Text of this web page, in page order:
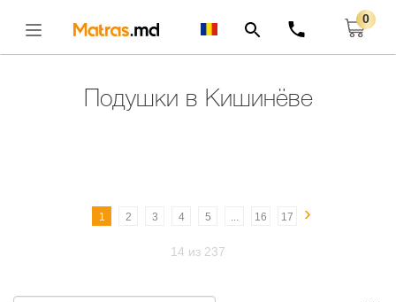
0
Подушки в Кишинёве
1 2 3 4 5 ... 16 17 ›
14 из 237